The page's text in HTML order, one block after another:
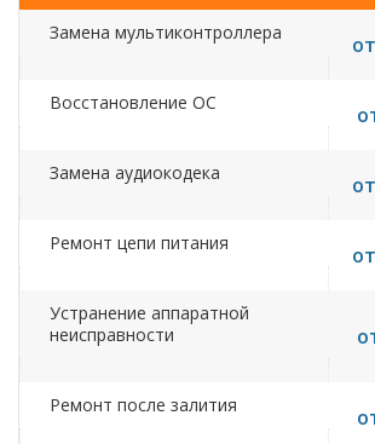
Замена мультиконтроллера
Восстановление ОС
Замена аудиокодека
Ремонт цепи питания
Устранение аппаратной
неисправности
Ремонт после залития